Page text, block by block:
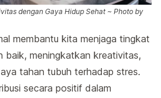
dengan Gaya Hidup Sehat ~ Photo by
membantu kita menjaga tingkat
baik, meningkatkan kreativitas,
tahan tubuh terhadap stres.
secara positif dalam